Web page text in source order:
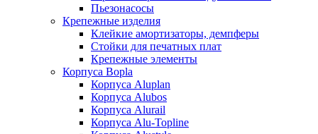
Пьезонасосы
Крепежные изделия
Клейкие амортизаторы, демпферы
Стойки для печатных плат
Крепежные элементы
Корпуса Bopla
Корпуса Aluplan
Корпуса Alubos
Корпуса Alurail
Корпуса Alu-Topline